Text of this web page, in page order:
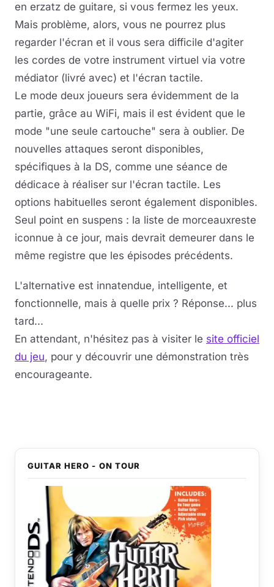
en erzatz de guitare, si vous fermez les yeux.
Mais problème, alors, vous ne pourrez plus
regarder l'écran et il vous sera difficile d'agiter
les cordes de votre instrument virtuel via votre
médiator (livré avec) et l'écran tactile.
Le mode deux joueurs sera évidemment de la
partie, grâce au WiFi, mais il est évident que le
mode "une seule cartouche" sera à oublier. De
nouvelles attaques seront disponibles,
spécifiques à la DS, comme une séance de
dédicace à réaliser sur l'écran tactile. Les
options habituelles seront également disponibles.
Seul point en suspens : la liste de morceauxreste
iconnue à ce jour, mais devrait demeurer dans le
même registre que les épisodes précédents.
L'alternative est innatendue, intelligente, et
fonctionnelle, mais à quelle prix ? Réponse... plus
tard...
En attendant, n'hésitez pas à visiter le site officiel
du jeu, pour y découvrir une démonstration très
encourageante.
GUITAR HERO - ON TOUR